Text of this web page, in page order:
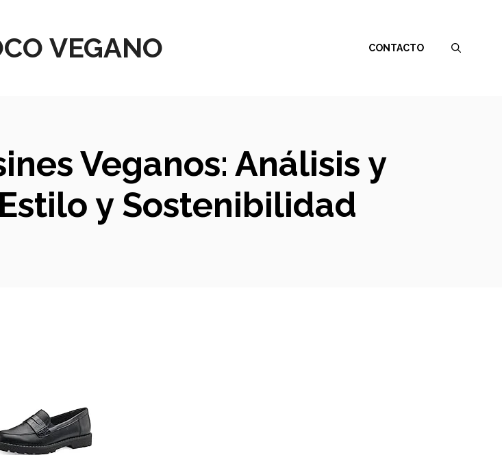
VEGANO CONTACTO
Veganos: Análisis y
y Sostenibilidad